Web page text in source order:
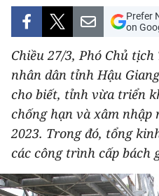
VĂN HÓA
XÃ HỘI
PHÁP LUẬT
DU LỊCH
THẾ GIỚI
THỂ THAO
Prefer
on
Chiều 27/3, Phó Chủ
nhân dân tỉnh Hậu
cho biết, tỉnh vừa triển
chống hạn và xâm nhập
2023. Trong đó, tổng
các công trình cấp bách